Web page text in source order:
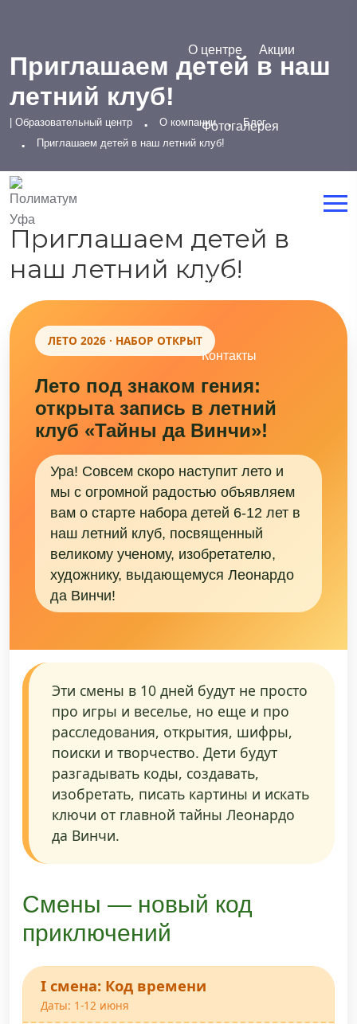
О центре Акции
Фотогалерея
Блог
Контакты
Приглашаем детей в наш
летний клуб!
| Образовательный центр О компании
Блог
Приглашаем детей в наш летний клуб!
Приглашаем детей в
наш летний клуб!
ЛЕТО 2026 · НАБОР ОТКРЫТ
Лето под знаком гения:
открыта запись в летний
клуб «Тайны да Винчи»!
Ура! Совсем скоро наступит лето и
мы с огромной радостью объявляем
вам о старте набора детей 6-12 лет в
наш летний клуб, посвященный
великому ученому, изобретателю,
художнику, выдающемуся Леонардо
да Винчи!
Эти смены в 10 дней будут не просто
про игры и веселье, но еще и про
расследования, открытия, шифры,
поиски и творчество. Дети будут
разгадывать коды, создавать,
изобретать, писать картины и искать
ключи от главной тайны Леонардо
да Винчи.
Смены — новый код
приключений
I смена: Код времени
Даты: 1-12 июня